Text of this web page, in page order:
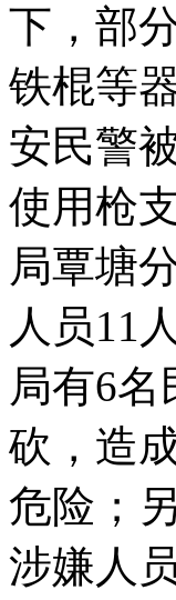
下，部
铁棍等
安民警
使用枪
局覃塘
人员11
局有6
砍，造
危险；
涉嫌人